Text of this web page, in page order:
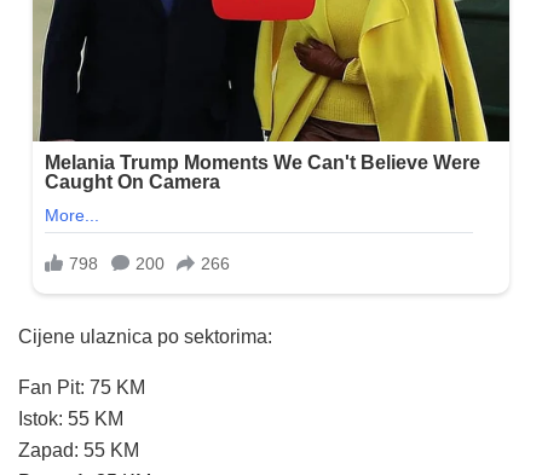
Cijene ulaznica po sektorima:
Fan Pit: 75 KM
Istok: 55 KM
Zapad: 55 KM